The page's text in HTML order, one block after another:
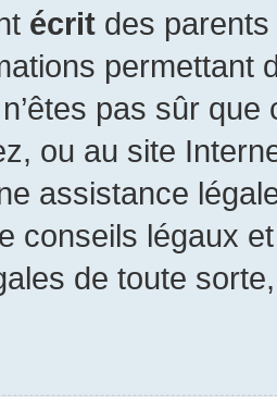
écrit des parents
permettant
pas sûr
ou au site
assistance
conseils légaux
de toute